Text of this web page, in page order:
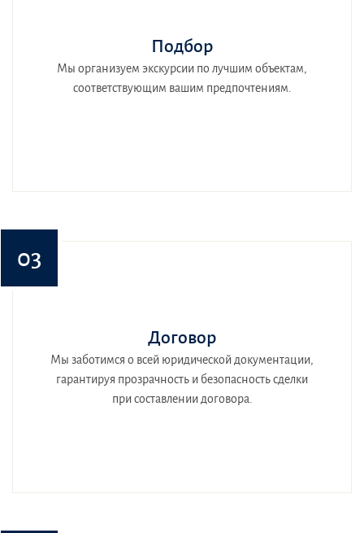
Подбор
Мы организуем экскурсии по лучшим объектам,
соответствующим вашим предпочтениям.
03
Договор
Мы заботимся о всей юридической документации,
гарантируя прозрачность и безопасность сделки
при составлении договора.